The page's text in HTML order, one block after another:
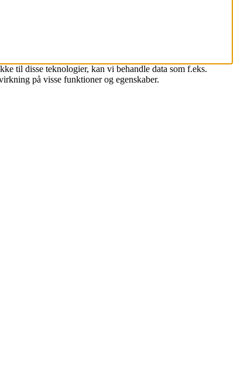
til disse teknologier, kan vi behandle data som f.eks.
på visse funktioner og egenskaber.